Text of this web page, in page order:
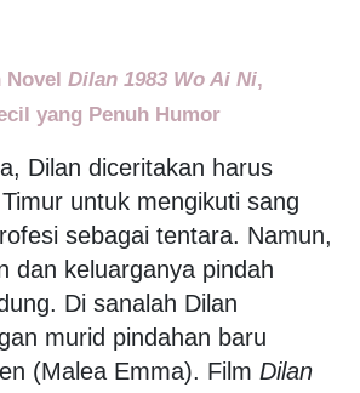
Novel Dilan 1983 Wo Ai Ni,
yang Penuh Humor
Dilan diceritakan harus
untuk mengikuti sang
sebagai tentara. Namun,
dan keluarganya pindah
Di sanalah Dilan
murid pindahan baru
(Malea Emma). Film Dilan